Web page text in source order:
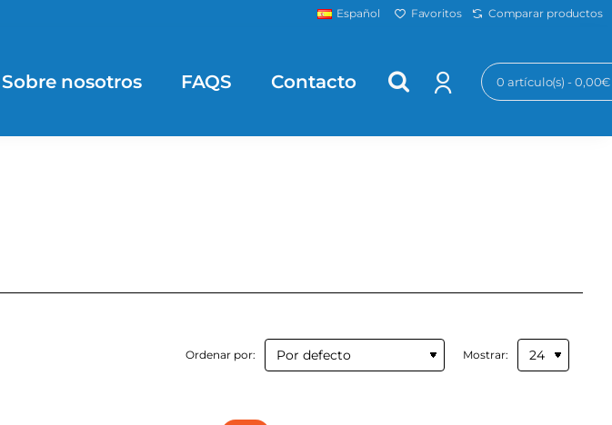
Español Favoritos Comparar productos
Sobre nosotros FAQS Contacto 0 artículo(s) - 0,00€
Ordenar por: Mostrar: